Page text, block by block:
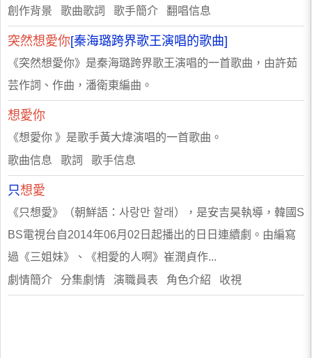
創作背景 歌曲歌詞 歌手簡介 翻唱信息
突然想愛你[秦海璐跨界歌王演唱的歌曲]
《突然想愛你》是秦海璐跨界歌王演唱的一首歌曲，由許茹
芸作詞、作曲，潘衛東編曲。
想愛你
《想愛你 》是歌手黃大煒演唱的一首歌曲。
歌曲信息 歌詞 歌手信息
只想愛
《只想愛》（朝鮮語：사랑만 할래），是安吉昊執導，韓國S
BS電視台自2014年06月02日起播出的日日連續劇。由編寫
過《三姐妹》、《相愛的人啊》崔潤貞作...
劇情簡介 分集劇情 演職員表 角色介紹 收視